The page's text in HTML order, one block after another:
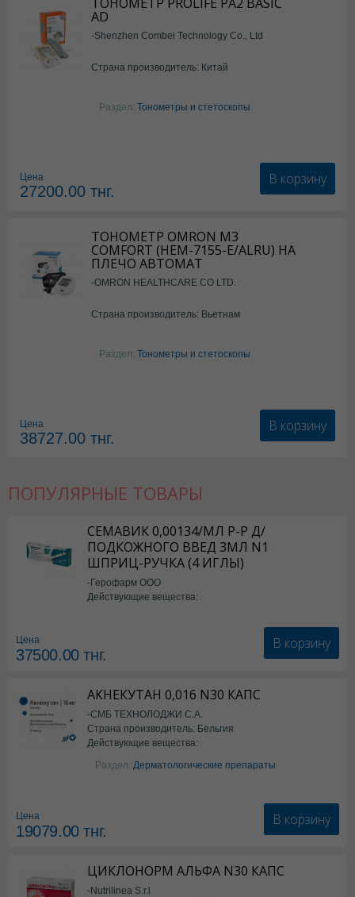
AD
-Shenzhen Combei Technology Co., Ltd
Страна производитель: Китай
Раздел: Тонометры и стетоскопы
Цена
27200.00 тнг.
В корзину
ТОНОМЕТР OMRON М3
COMFORT (HEM-7155-E/ALRU) НА
ПЛЕЧО АВТОМАТ
-OMRON HEALTHCARE CO LTD.
Страна производитель: Вьетнам
Раздел: Тонометры и стетоскопы
Цена
38727.00 тнг.
В корзину
ПОПУЛЯРНЫЕ ТОВАРЫ
СЕМАВИК 0,00134/МЛ Р-Р Д/
ПОДКОЖНОГО ВВЕД 3МЛ N1
ШПРИЦ-РУЧКА (4 ИГЛЫ)
-Герофарм ООО
Действующие вещества:
Цена
37500.00тнг.
В корзину
АКНЕКУТАН 0,016 N30 КАПС
-СМБ ТЕХНОЛОДЖИ С.А.
Страна производитель: Бельгия
Действующие вещества:
Изотретиноин
Раздел: Дерматологические препараты
Цена
19079.00тнг.
В корзину
ЦИКЛОНОРМ АЛЬФА N30 КАПС
-Nutrilinea S.r.l